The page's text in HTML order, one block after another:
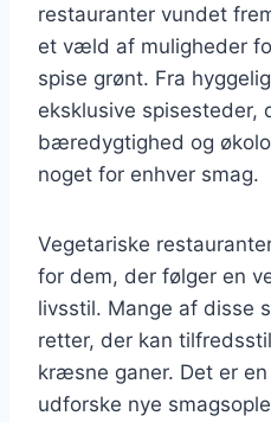
restauranter vundet
et væld af muligheder
spise grønt. Fra
eksklusive spisesteder,
bæredygtighed og
noget for enhver smag.
Vegetariske
for dem, der følger en
livsstil. Mange af disse
retter, der kan
kræsne ganer. Det er
udforske nye